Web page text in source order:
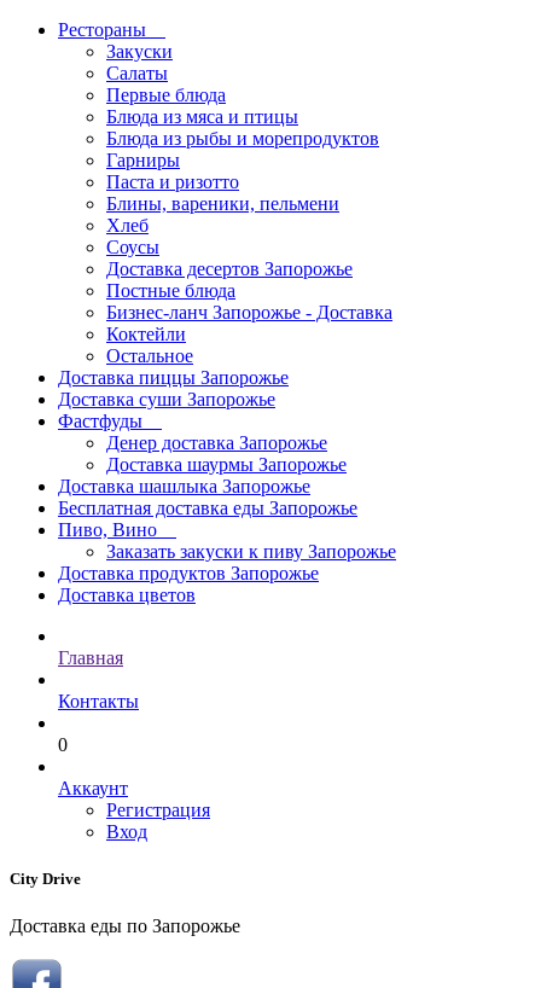
Рестораны
Закуски
Салаты
Первые блюда
Блюда из мяса и птицы
Блюда из рыбы и морепродуктов
Гарниры
Паста и ризотто
Блины, вареники, пельмени
Хлеб
Соусы
Доставка десертов Запорожье
Постные блюда
Бизнес-ланч Запорожье - Доставка
Коктейли
Остальное
Доставка пиццы Запорожье
Доставка суши Запорожье
Фастфуды
Денер доставка Запорожье
Доставка шаурмы Запорожье
Доставка шашлыка Запорожье
Бесплатная доставка еды Запорожье
Пиво, Вино
Заказать закуски к пиву Запорожье
Доставка продуктов Запорожье
Доставка цветов
Главная
Контакты
0
Аккаунт
Регистрация
Вход
City Drive
Доставка еды по Запорожье